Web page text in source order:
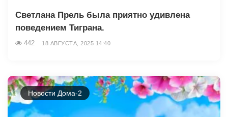
Светлана Прель была приятно удивлена
поведением Тиграна.
442 18 АВГУСТА, 2025 14:40
Новости Дома-2